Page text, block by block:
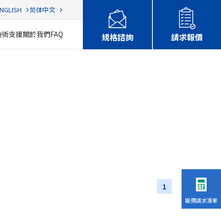
简体中文
術支援關於我們FAQ 規格諮詢 請求報價
1
報價請求清單